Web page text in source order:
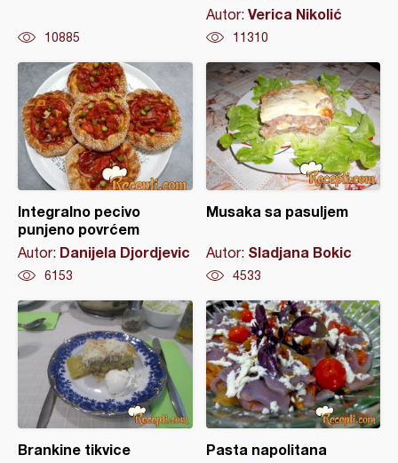
10885
Autor: Verica Nikolić
11310
Integralno pecivo
punjeno povrćem
Autor: Danijela Djordjevic
6153
Musaka sa pasuljem
Autor: Sladjana Bokic
4533
Brankine tikvice Pasta napolitana